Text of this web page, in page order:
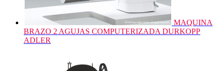
MAQUINA
BRAZO 2 AGUJAS COMPUTERIZADA DURKOPP
ADLER